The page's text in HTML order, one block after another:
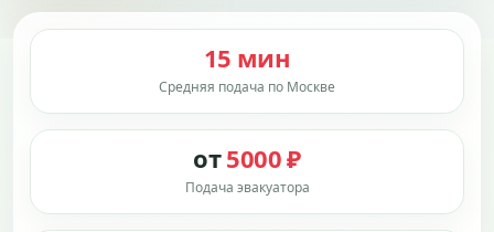
15 мин
Средняя подача по Москве
от5000 ₽
Подача эвакуатора